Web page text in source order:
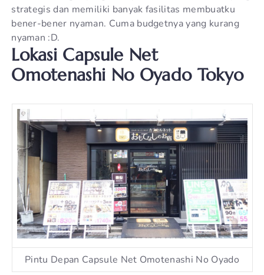
strategis dan memiliki banyak fasilitas membuatku
bener-bener nyaman. Cuma budgetnya yang kurang
nyaman :D.
Lokasi Capsule Net
Omotenashi No Oyado Tokyo
Pintu Depan Capsule Net Omotenashi No Oyado